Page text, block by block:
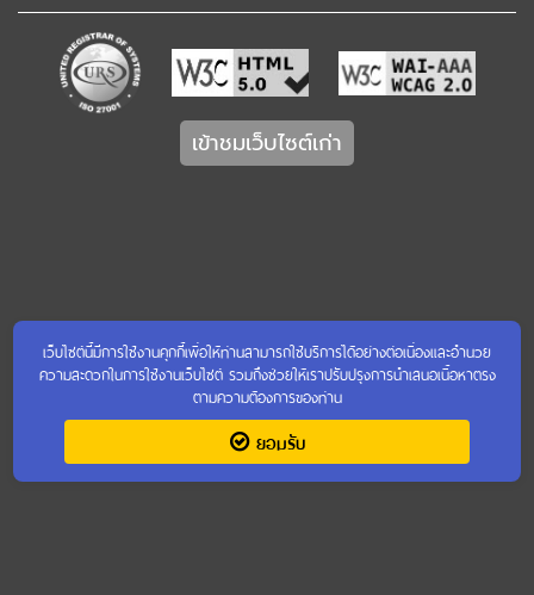
เข้าชมเว็บไซต์เก่า
เว็บไซต์นี้มีการใช้งานคุกกี้เพื่อให้ท่านสามารถใช้บริการได้อย่างต่อเนื่องและอำนวย
ความสะดวกในการใช้งานเว็บไซต์ รวมถึงช่วยให้เราปรับปรุงการนำเสนอเนื้อหาตรง
ตามความต้องการของท่าน
ยอมรับ